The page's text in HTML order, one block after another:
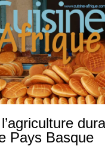
Pays Basque